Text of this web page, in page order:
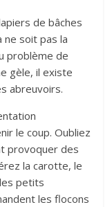
de bâches
ne soit pas la
problème de
gèle, il existe
abreuvoirs.
le coup. Oubliez
provoquer des
la carotte, le
petits
les flocons